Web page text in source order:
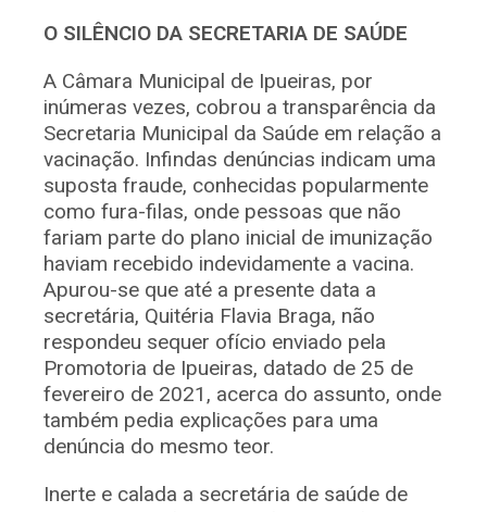
O SILÊNCIO DA SECRETARIA DE SAÚDE
A Câmara Municipal de Ipueiras, por
inúmeras vezes, cobrou a transparência da
Secretaria Municipal da Saúde em relação a
vacinação. Infindas denúncias indicam uma
suposta fraude, conhecidas popularmente
como fura-filas, onde pessoas que não
fariam parte do plano inicial de imunização
haviam recebido indevidamente a vacina.
Apurou-se que até a presente data a
secretária, Quitéria Flavia Braga, não
respondeu sequer ofício enviado pela
Promotoria de Ipueiras, datado de 25 de
fevereiro de 2021, acerca do assunto, onde
também pedia explicações para uma
denúncia do mesmo teor.
Inerte e calada a secretária de saúde de